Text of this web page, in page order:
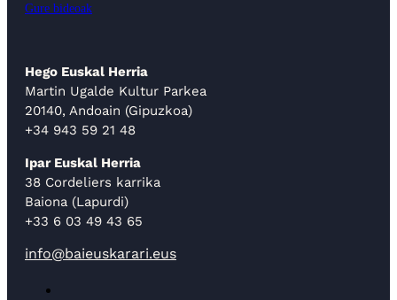
Gure bideoak
Hego Euskal Herria
Martin Ugalde Kultur Parkea
20140, Andoain (Gipuzkoa)
+34 943 59 21 48
Ipar Euskal Herria
38 Cordeliers karrika
Baiona (Lapurdi)
+33 6 03 49 43 65
info@baieuskarari.eus